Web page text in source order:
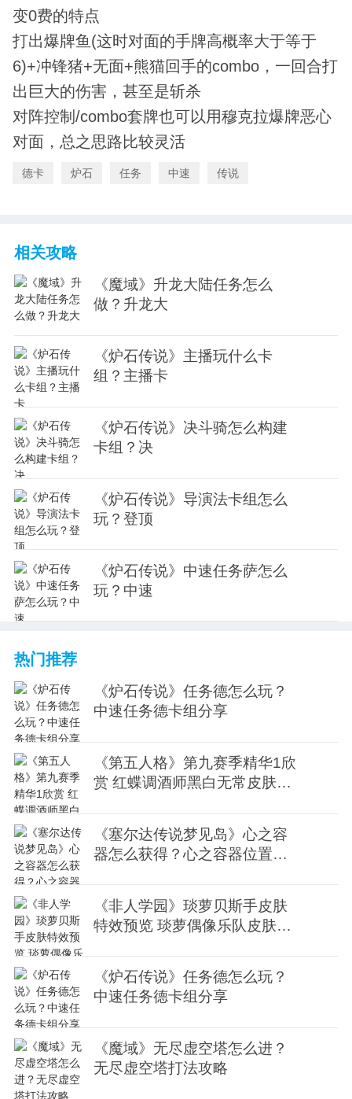
变0费的特点
打出爆牌鱼(这时对面的手牌高概率大于等于
6)+冲锋猪+无面+熊猫回手的combo，一回合打
出巨大的伤害，甚至是斩杀
对阵控制/combo套牌也可以用穆克拉爆牌恶心
对面，总之思路比较灵活
德卡 炉石 任务 中速 传说
相关攻略
《魔域》升龙大陆任务怎么
做？升龙大
《炉石传说》主播玩什么卡
组？主播卡
《炉石传说》决斗骑怎么构建
卡组？决
《炉石传说》导演法卡组怎么
玩？登顶
《炉石传说》中速任务萨怎么
玩？中速
热门推荐
《炉石传说》任务德怎么玩？
中速任务德卡组分享
《第五人格》第九赛季精华1欣
赏 红蝶调酒师黑白无常皮肤欣
《塞尔达传说梦见岛》心之容
器怎么获得？心之容器位置视
《非人学园》琰萝贝斯手皮肤
特效预览 琰萝偶像乐队皮肤欣
《炉石传说》任务德怎么玩？
中速任务德卡组分享
《魔域》无尽虚空塔怎么进？
无尽虚空塔打法攻略